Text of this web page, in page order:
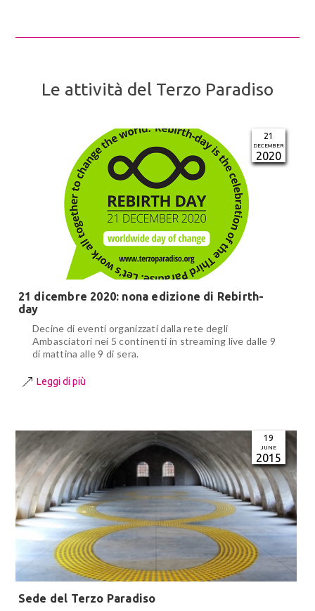
Le attività del Terzo Paradiso
21
DECEMBER
2020
21 dicembre 2020: nona edizione di Rebirth-
day
Decine di eventi organizzati dalla rete degli
Ambasciatori nei 5 continenti in streaming live dalle 9
di mattina alle 9 di sera.
Leggi di più
19
JUNE
2015
Sede del Terzo Paradiso